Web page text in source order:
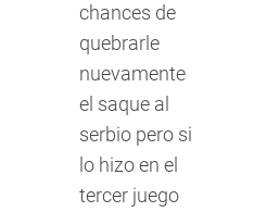
chances de
quebrarle
nuevamente
el saque al
serbio pero si
lo hizo en el
tercer juego